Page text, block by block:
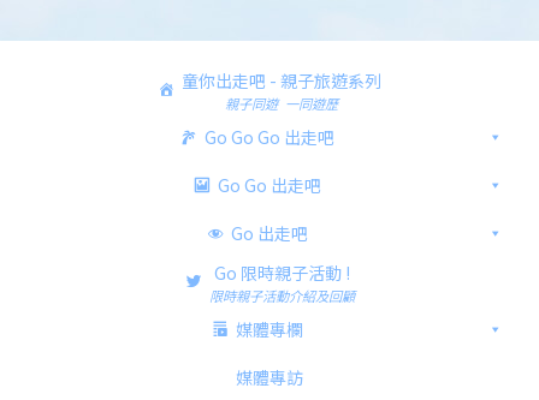
童你出走吧 - 親子旅遊系列
親子同遊 一同遊歷
Go Go Go 出走吧
Go Go 出走吧
Go 出走吧
Go 限時親子活動 !
限時親子活動介紹及回顧
媒體專欄
媒體專訪